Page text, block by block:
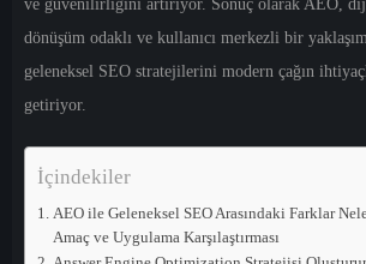
ve güvenilirliğini artırıyor. Sonuç olarak AEO,
dönüşüm odaklı ve kullanıcı merkezli bir
geleneksel SEO stratejilerini modern çağın
getiriyor.
İçindekiler
AEO ile Geleneksel SEO Arasındaki Farklar
Amaç ve Uygulama Karşılaştırması